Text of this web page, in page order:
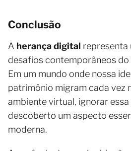
Conclusão
A herança digital representa
desafios contemporâneos
Em um mundo onde nossa
patrimônio migram cada vez
ambiente virtual, ignorar
descoberto um aspecto
moderna.